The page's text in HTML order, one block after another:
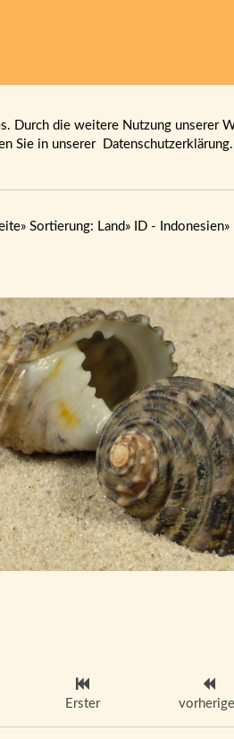
Durch die weitere Nutzung unserer
Sie in unserer Datenschutzerklärung.
» Sortierung: Land» ID - Indonesien»
Erster